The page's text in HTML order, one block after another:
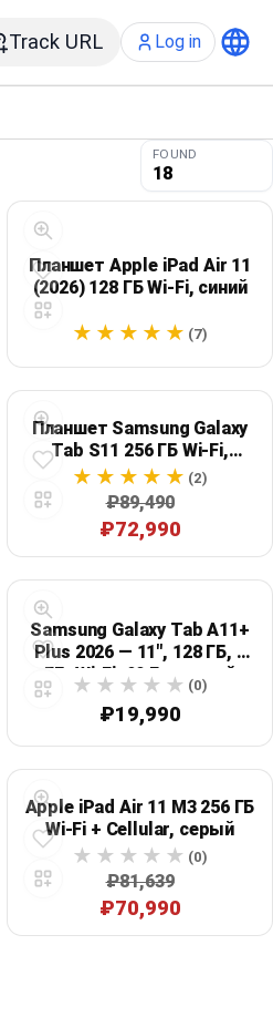
Track URL Log in
FOUND
18
Планшет Apple iPad Air 11
(2026) 128 ГБ Wi‑Fi, синий
(7)
Планшет Samsung Galaxy
Tab S11 256 ГБ Wi‑Fi,
серый
(2)
₽89,490
₽72,990
Samsung Galaxy Tab A11+
Plus 2026 — 11", 128 ГБ, 6
ГБ, Wi‑Fi, 90 Гц, серый
(0)
₽19,990
Apple iPad Air 11 M3 256 ГБ
Wi‑Fi + Cellular, серый
(0)
₽81,639
₽70,990